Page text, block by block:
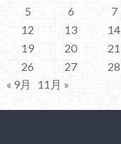
5
6 7
12
13 14
19
20 21
26
27 28
« 9月
11月 »